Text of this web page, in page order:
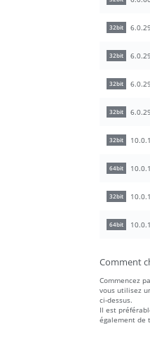
32bit
32bit
32bit
32bit
32bit
64bit
32bit
64bit
Comment
Commencez
vous utilisez
ci-dessus.
Il est
également de